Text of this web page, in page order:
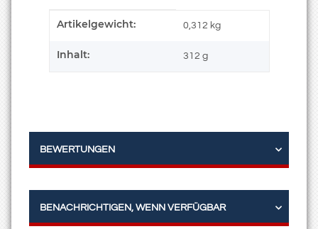
Produkteigenschaft
Wert
Artikelgewicht: 0,312 kg
Inhalt: 312 g
BEWERTUNGEN
BENACHRICHTIGEN, WENN VERFÜGBAR